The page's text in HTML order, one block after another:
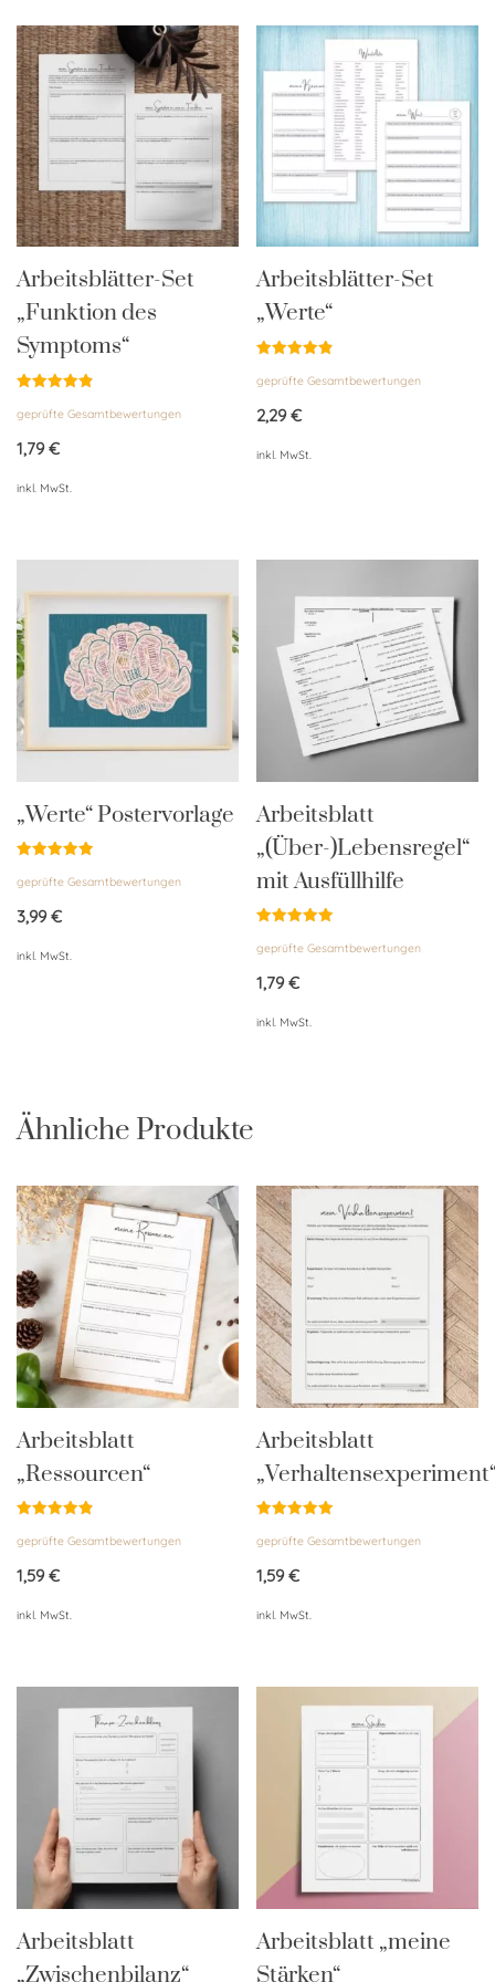
Arbeitsblätter-Set
„Funktion des
Symptoms“
mit
von 5
geprüfte Gesamtbewertungen
1,79€
inkl. MwSt.
Arbeitsblätter-Set
„Werte“
mit
von 5
geprüfte Gesamtbewertungen
2,29€
inkl. MwSt.
„Werte“ Postervorlage
mit
von 5
geprüfte Gesamtbewertungen
3,99€
inkl. MwSt.
Arbeitsblatt
„(Über-)Lebensregel“
mit Ausfüllhilfe
mit
von 5
geprüfte Gesamtbewertungen
1,79€
inkl. MwSt.
Ähnliche Produkte
Arbeitsblatt
„Ressourcen“
mit
von 5
geprüfte Gesamtbewertungen
1,59€
inkl. MwSt.
Arbeitsblatt
mit
von 5
geprüfte Gesamtbewertungen
1,59€
inkl. MwSt.
Arbeitsblatt
„Zwischenbilanz“
Arbeitsblatt „meine
Stärken“